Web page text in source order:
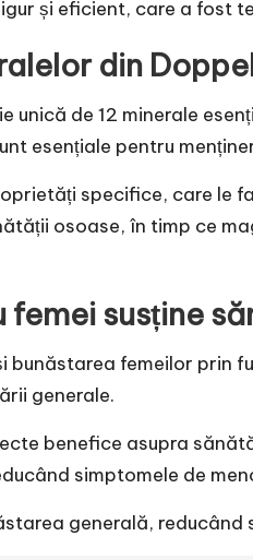
și eficient, care a
din
unică de 12 minerale
esențiale pentru
specifice, care le
osoase, în timp ce
femei susține
femeilor prin
generale.
benefice asupra
simptomele de
generală,